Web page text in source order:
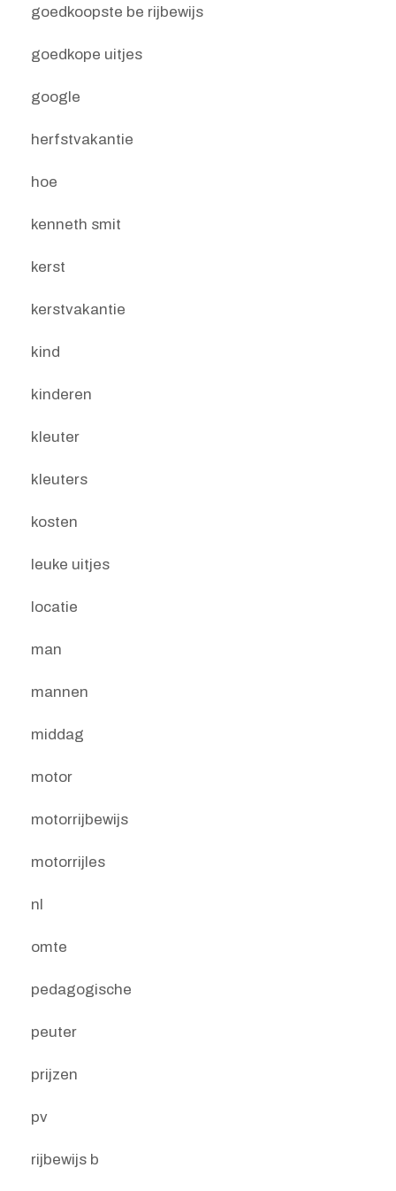
goedkoopste be rijbewijs
goedkope uitjes
google
herfstvakantie
hoe
kenneth smit
kerst
kerstvakantie
kind
kinderen
kleuter
kleuters
kosten
leuke uitjes
locatie
man
mannen
middag
motor
motorrijbewijs
motorrijles
nl
omte
pedagogische
peuter
prijzen
pv
rijbewijs b